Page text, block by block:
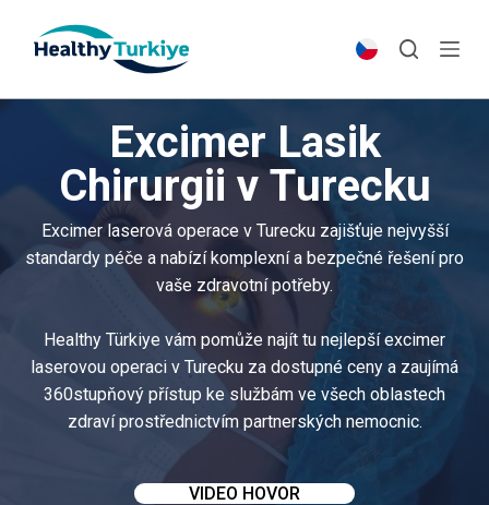
p
c
t
Excimer Lasik
Chirurgii v Turecku
Excimer laserová operace v Turecku zajišťuje nejvyšší
standardy péče a nabízí komplexní a bezpečné řešení pro
vaše zdravotní potřeby.
Healthy Türkiye vám pomůže najít tu nejlepší excimer
laserovou operaci v Turecku za dostupné ceny a zaujímá
360stupňový přístup ke službám ve všech oblastech
zdraví prostřednictvím partnerských nemocnic.
VIDEO HOVOR